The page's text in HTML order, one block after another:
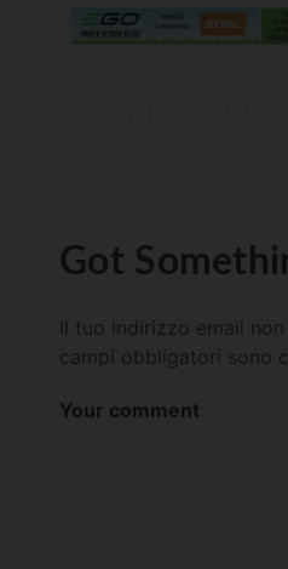
Got
Il tuo indirizzo email
campi obbligatori sono
Your comment